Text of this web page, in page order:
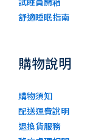
舒適睡眠指南
購物說明
購物須知
配送運費說明
退換貨服務